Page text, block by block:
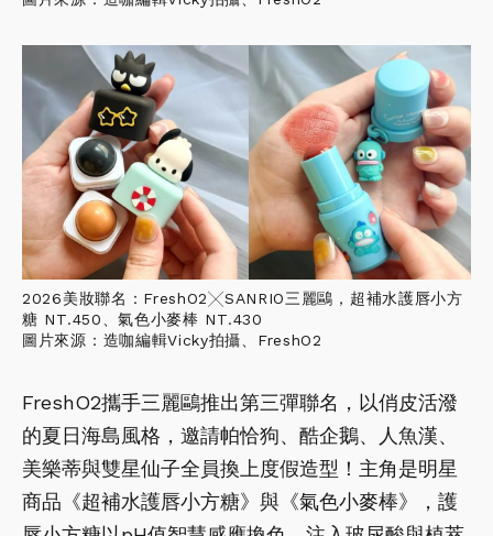
2026美妝聯名：FreshO2╳SANRIO三麗鷗，超補水護唇小方
糖 NT.450、氣色小麥棒 NT.430
圖片來源：造咖編輯Vicky拍攝、FreshO2
FreshO2攜手三麗鷗推出第三彈聯名，以俏皮活潑
的夏日海島風格，邀請帕恰狗、酷企鵝、人魚漢、
美樂蒂與雙星仙子全員換上度假造型！主角是明星
商品《超補水護唇小方糖》與《氣色小麥棒》，護